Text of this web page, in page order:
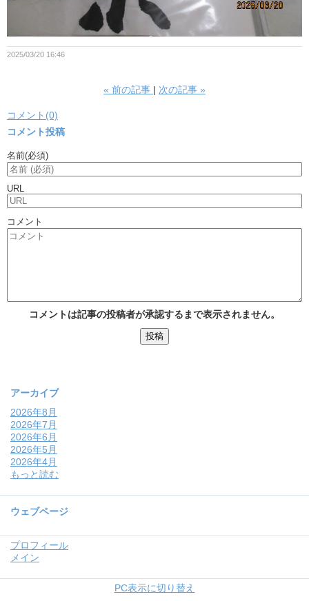
2025/03/20 16:46
« 前の記事 次の記事 »
コメント(0)
コメント投稿
名前(必須)
URL
コメント
コメントは記事の投稿者が承認するまで表示されません。
アーカイブ
2026年8月
2026年7月
2026年6月
2026年5月
2026年4月
もっと読む
ウェブページ
プロフィール
メイン
PC表示に切り替え